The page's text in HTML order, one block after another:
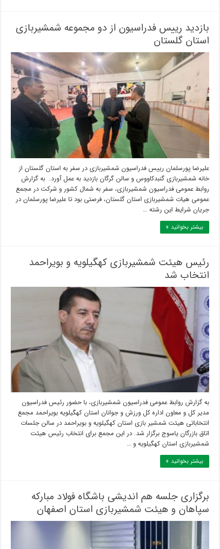
بازدید رییس فدراسیون از دو مجموعه شمشیربازی
استان گلستان
علیرضا پورسلمان رییس فدراسیون شمشیربازی در سفر به استان گلستان از
خانه شمشیربازی گنبدکاووس و سالن گرگان بازدید به عمل آورد. به گزارش
روابط عمومی فدراسیون شمشیربازی، سفر به شمال کشور و شرکت در مجمع
عمومی هیات شمشیربازی استان گلستان، فرصتی بود تا علیرضا پورسلمان در
جریان شرایط این رشته …
بیشتر بخوانید »
رئیس هیئت شمشیربازی کهگیلویه و بویراحمد
انتخاب شد
به گزارش روابط عمومی فدراسیون شمشیربازی، با حضور رئیس فدراسیون
مدیر کل و معاون اداره کل ورزش و جوانان استان کهگیلویه بویراحمد مجمع
انتخاباتی هیئت شمشیر بازی استان کهگیلویه و بویراحمد در سالن جلسات
اتاق بازرگان یاسوج برگزار شد. در این مجمع برای انتخاب رئیس هیئت
شمشیربازی استان کهگیلویه و …
بیشتر بخوانید »
برگزاری جلسه هم اندیشی باشگاه فولاد مبارکه
سپاهان و هیئت شمشیربازی استان اصفهان